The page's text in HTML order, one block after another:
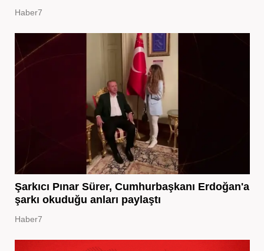
Haber7
Şarkıcı Pınar Sürer, Cumhurbaşkanı Erdoğan'a
şarkı okuduğu anları paylaştı
Haber7